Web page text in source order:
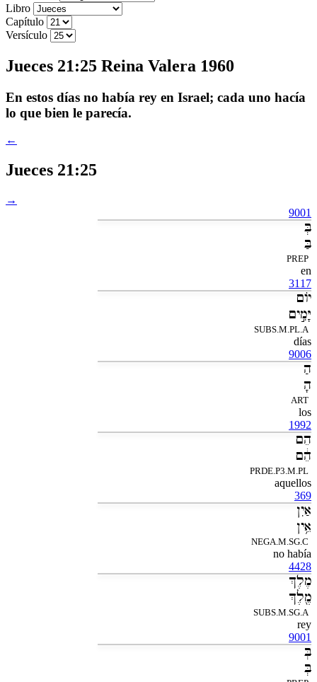
Libro
Capítulo
Versículo
Jueces 21:25 Reina Valera 1960
En estos días no había rey en Israel; cada uno hacía
lo que bien le parecía.
←
Jueces 21:25
→
9001
בְּ
בַּ
PREP
en
3117
יֹום
יָּמִ֣ים
SUBS.M.PL.A
días
9006
הַ
הָ
ART
los
1992
הֵם
הֵ֔ם
PRDE.P3.M.PL
aquellos
369
אַיִן
אֵ֥ין
NEGA.M.SG.C
no había
4428
מֶלֶךְ
מֶ֖לֶךְ
SUBS.M.SG.A
rey
9001
בְּ
בְּ